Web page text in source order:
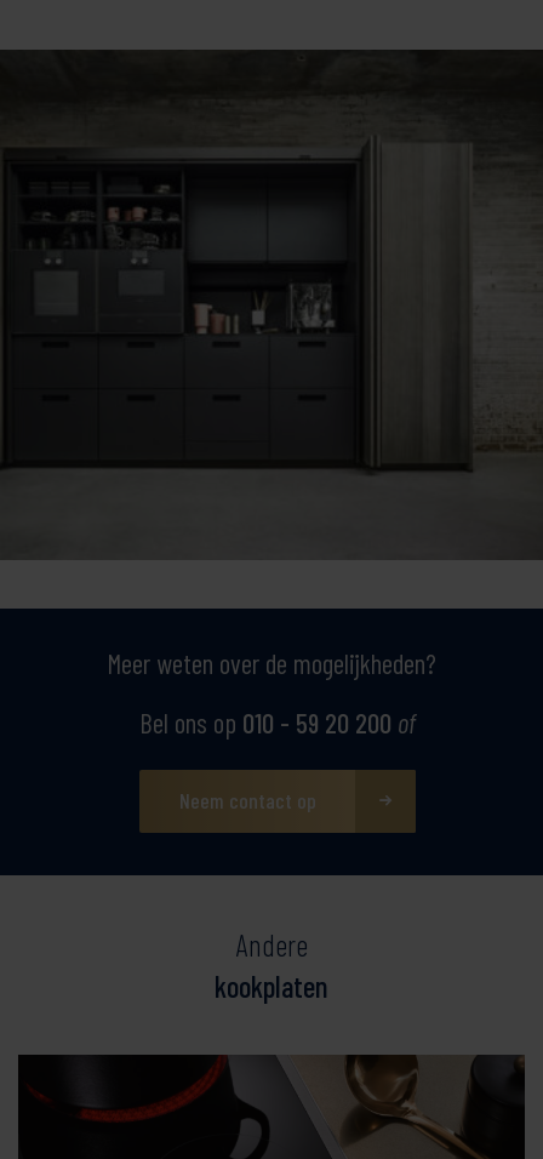
Meer weten over de mogelijkheden?
Bel ons op 010 - 59 20 200 of
Neem contact op
Andere
kookplaten